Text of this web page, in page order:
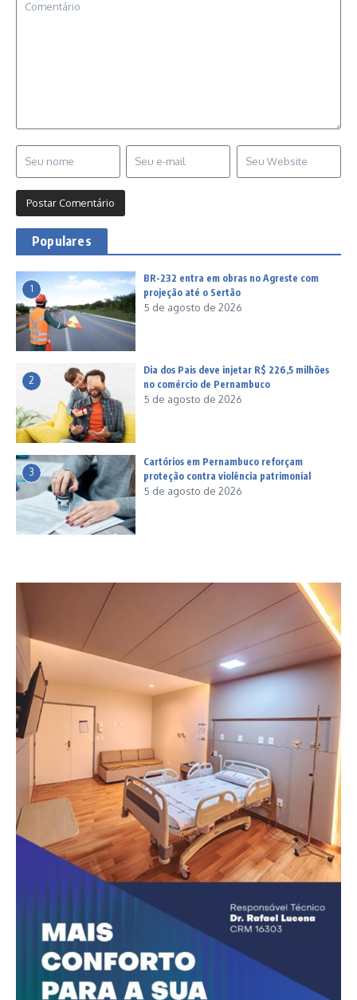
Populares
1
BR-232 entra em obras no Agreste com
projeção até o Sertão
5 de agosto de 2026
2
Dia dos Pais deve injetar R$ 226,5 milhões
no comércio de Pernambuco
5 de agosto de 2026
3
Cartórios em Pernambuco reforçam
proteção contra violência patrimonial
5 de agosto de 2026